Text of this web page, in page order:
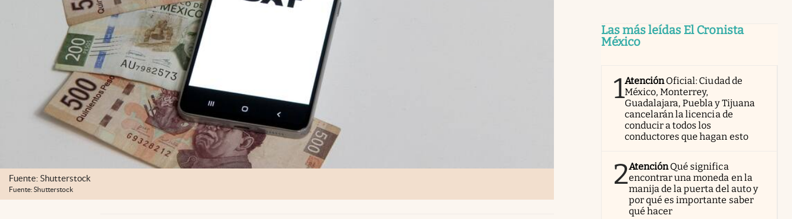
Fuente: Shutterstock
Fuente: Shutterstock
Las más leídas El Cronista
México
1AtenciónOficial: Ciudad de
México, Monterrey,
Guadalajara, Puebla y Tijuana
cancelarán la licencia de
conducir a todos los
conductores que hagan esto
2AtenciónQué significa
encontrar una moneda en la
manija de la puerta del auto y
por qué es importante saber
qué hacer